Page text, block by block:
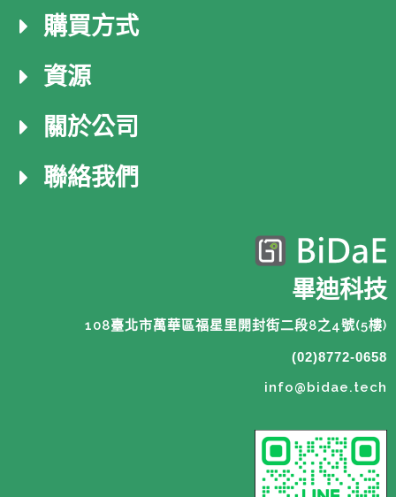
購買方式
資源
關於公司
聯絡我們
畢迪科技
108臺北市萬華區福星里開封街二段8之4號(5樓)
(02)8772-0658
info@bidae.tech